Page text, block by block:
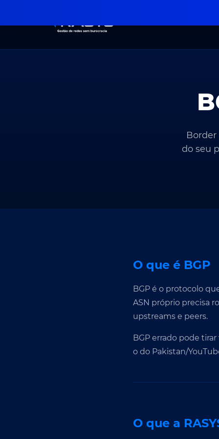
do seu
O que é BGP
BGP é o protocolo
ASN próprio precisa
upstreams e peers.
BGP errado pode
o do Pakistan/
O que a